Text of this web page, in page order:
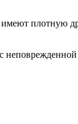
имеют